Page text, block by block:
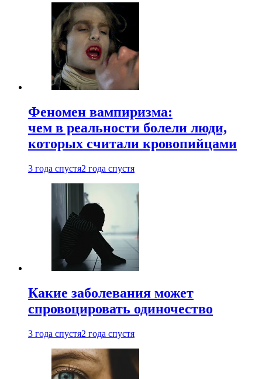
Феномен вампиризма:
чем в реальности болели люди,
которых считали кровопийцами
3 года спустя2 года спустя
Какие заболевания может
спровоцировать одиночество
3 года спустя2 года спустя